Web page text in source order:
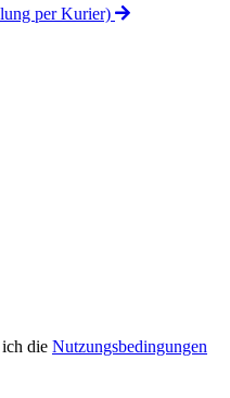
per Kurier)
die Nutzungsbedingungen